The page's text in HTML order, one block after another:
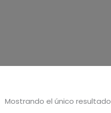
Mostrando el único resultado